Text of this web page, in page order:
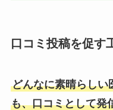
口コミ投稿を促す
どんなに素晴らしい
も、口コミとして発